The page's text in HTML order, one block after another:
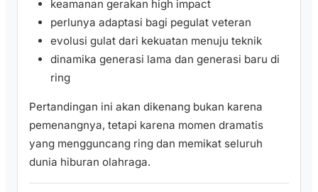
keamanan gerakan high impact
perlunya adaptasi bagi pegulat veteran
evolusi gulat dari kekuatan menuju teknik
dinamika generasi lama dan generasi baru di
ring
Pertandingan ini akan dikenang bukan karena
pemenangnya, tetapi karena momen dramatis
yang mengguncang ring dan memikat seluruh
dunia hiburan olahraga.